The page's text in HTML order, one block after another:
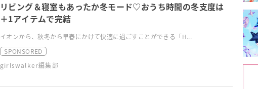
リビング＆寝室もあったか冬モード♡おうち時間の冬支度は
＋1アイテムで完結
イオンから、秋冬から早春にかけて快適に過ごすことができる「H...
SPONSORED
girlswalker編集部